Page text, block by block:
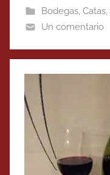
Bodegas, Catas,
Un comentario